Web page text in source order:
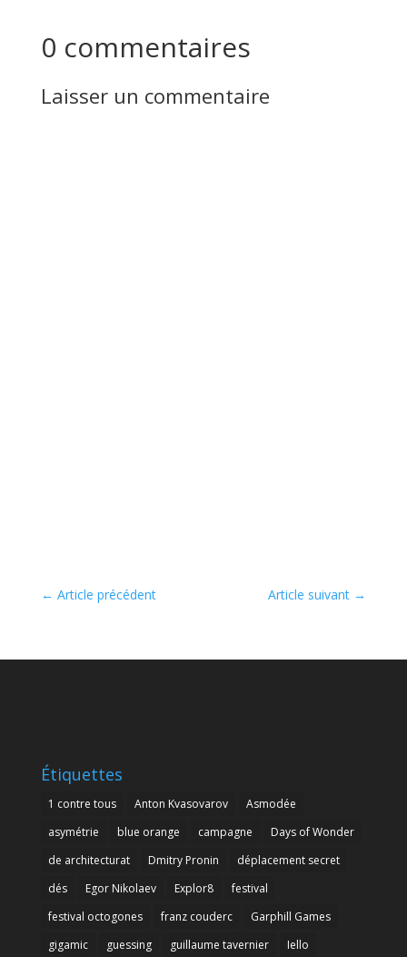
0 commentaires
Laisser un commentaire
← Article précédent Article suivant →
Étiquettes
1 contre tous Anton Kvasovarov
Asmodée
asymétrie
blue orange campagne
Days of Wonder
de architecturat
Dmitry Pronin
déplacement secret
dés
Egor Nikolaev Explor8
festival
festival octogones
franz couderc
Garphill Games
gigamic
guessing guillaume tavernier
Iello